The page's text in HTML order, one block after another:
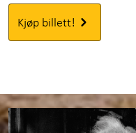
Kjøp billett!